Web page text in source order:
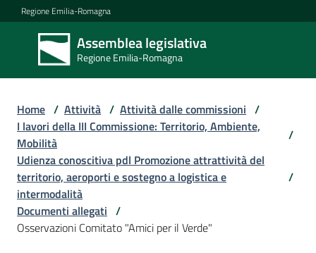
Vai al contenuto
Vai alla navigazione
Vai al footer
Regione Emilia-Romagna
Assemblea legislativa
Regione Emilia-Romagna
Assemblea
legislativa
Regione Emilia-
Assemblea
Attività
Home / Attività / Attività dalle commissioni /
I lavori della III Commissione: Territorio, Ambiente,
Mobilità
/
Udienza conoscitiva pdl Promozione attrattività del
territorio, aeroporti e sostegno a logistica e
intermodalità
/
Documenti allegati /
Osservazioni Comitato "Amici per il Verde"